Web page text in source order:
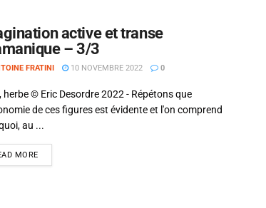
active et transe
– 3/3
FRATINI 10 NOVEMBRE 2022 0
herbe © Eric Desordre 2022 - Répétons que
de ces figures est évidente et l'on comprend
au ...
MORE